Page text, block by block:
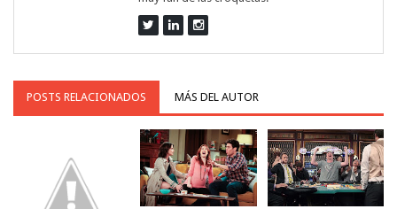
POSTS RELACIONADOS MÁS DEL AUTOR